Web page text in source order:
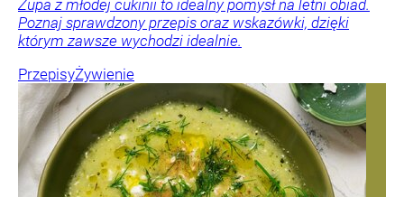
Zupa z młodej cukinii to idealny pomysł na letni obiad.
Poznaj sprawdzony przepis oraz wskazówki, dzięki
którym zawsze wychodzi idealnie.
PrzepisyŻywienie